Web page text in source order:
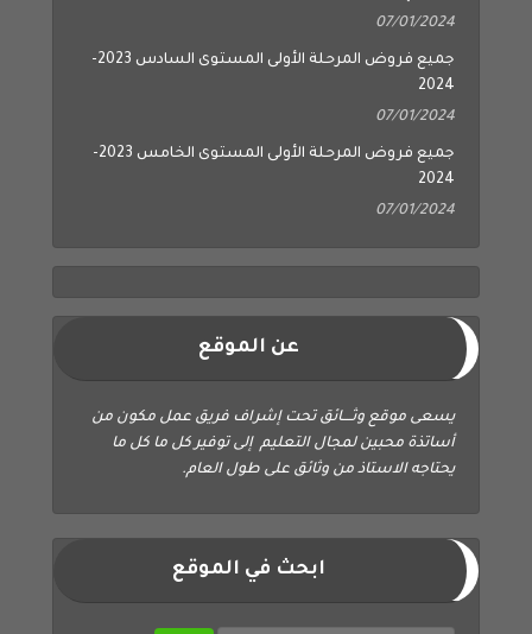
07/01/2024
جميع فروض المرحلة الأولى المستوى السادس 2023-
2024
07/01/2024
جميع فروض المرحلة الأولى المستوى الخامس 2023-
2024
07/01/2024
عن الموقع
يسعى موقع وثــــائق تحت إشراف فريق عمل مكون من
أساتذة محبين لمجال التعليم إلى توفير كل ما كل ما
يحتاجه الاستاذ من وثائق على طول العام.
ابحث في الموقع